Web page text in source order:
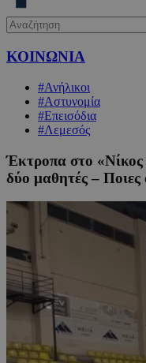
ΚΟΙΝΩΝΙΑ
#Ανήλικοι
#Αστυνομία
#Επεισόδια
#Λεμεσός
Έκτροπα στο «Νίκος
δύο μαθητές – Ποιες